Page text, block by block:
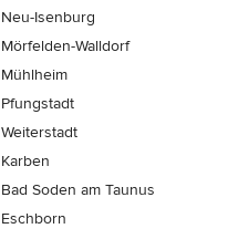
Neu-Isenburg
Mörfelden-Walldorf
Mühlheim
Pfungstadt
Weiterstadt
Karben
Bad Soden am Taunus
Eschborn